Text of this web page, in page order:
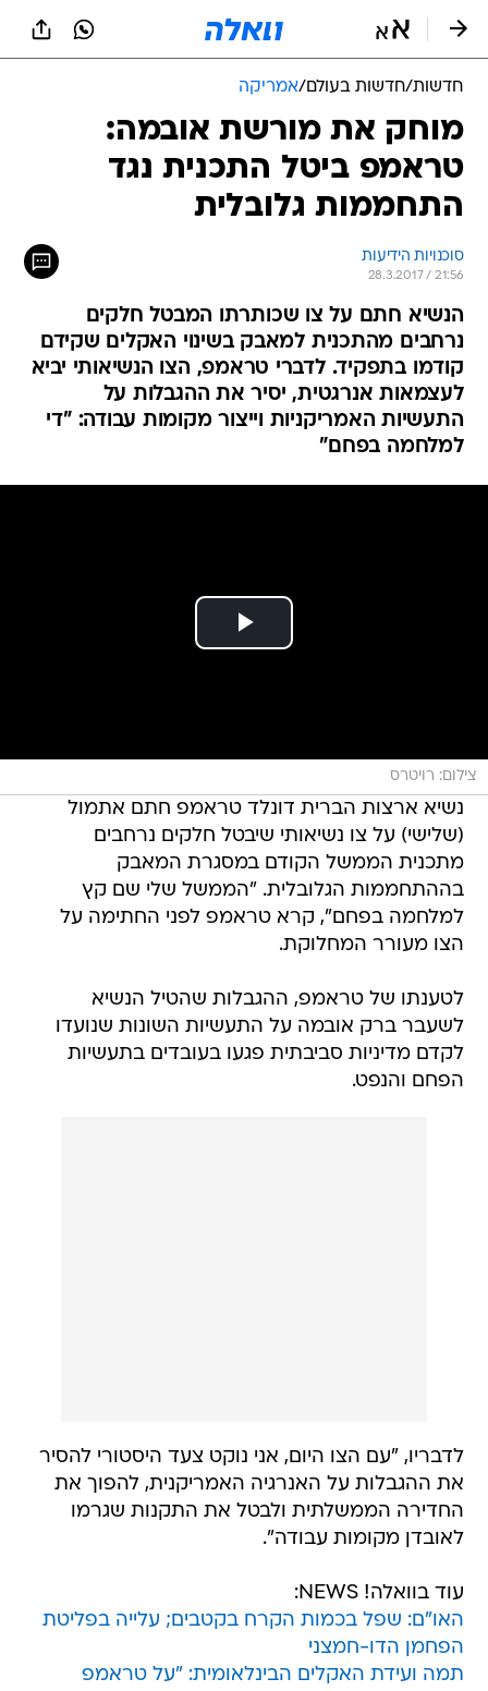
חדשות/חדשות בעולם/אמריקה
מוחק את מורשת אובמה:
טראמפ ביטל התכנית נגד
התחממות גלובלית
סוכנויות הידיעות
28.3.2017 / 21:56
הנשיא חתם על צו שכותרתו המבטל חלקים
נרחבים מהתכנית למאבק בשינוי האקלים שקידם
קודמו בתפקיד. לדברי טראמפ, הצו הנשיאותי יביא
לעצמאות אנרגטית, יסיר את ההגבלות על
התעשיות האמריקניות וייצור מקומות עבודה: "די
למלחמה בפחם"
צילום: רויטרס
נשיא ארצות הברית דונלד טראמפ חתם אתמול
(שלישי) על צו נשיאותי שיבטל חלקים נרחבים
מתכנית הממשל הקודם במסגרת המאבק
בההתחממות הגלובלית. "הממשל שלי שם קץ
למלחמה בפחם", קרא טראמפ לפני החתימה על
הצו מעורר המחלוקת.
לטענתו של טראמפ, ההגבלות שהטיל הנשיא
לשעבר ברק אובמה על התעשיות השונות שנועדו
לקדם מדיניות סביבתית פגעו בעובדים בתעשיות
הפחם והנפט.
לדבריו, "עם הצו היום, אני נוקט צעד היסטורי להסיר
את ההגבלות על האנרגיה האמריקנית, להפוך את
החדירה הממשלתית ולבטל את התקנות שגרמו
לאובדן מקומות עבודה".
עוד בוואלה! NEWS:
האו"ם: שפל בכמות הקרח בקטבים; עלייה בפליטת
הפחמן הדו-חמצני
תמה ועידת האקלים הבינלאומית: "על טראמפ